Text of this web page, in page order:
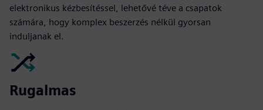
elektronikus kézbesítéssel, lehetővé téve a csapatok
számára, hogy komplex beszerzés nélkül gyorsan
induljanak el.
Rugalmas